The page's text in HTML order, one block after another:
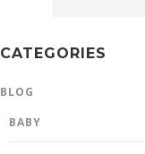
CATEGORIES
BLOG
BABY